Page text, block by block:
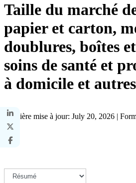
Taille du marché
papier et carton,
doublures, boîtes
soins de santé et
à domicile et
Dernière mise à jour: July 20, 2026 |